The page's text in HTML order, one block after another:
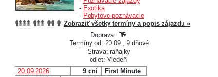
- Exotika
- Pobytovo-poznávacie
Zobraziť všetky termíny a popis zájazdu »
Doprava:
Termíny od: 20.09., 9 dňové
Strava: raňajky
odlet: Viedeň
20.09.2026
9 dní
First Minute